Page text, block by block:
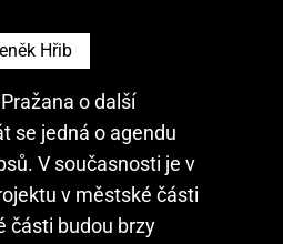
Hřib
o další
se jedná o agendu
V současnosti je v
v městské části
části budou brzy